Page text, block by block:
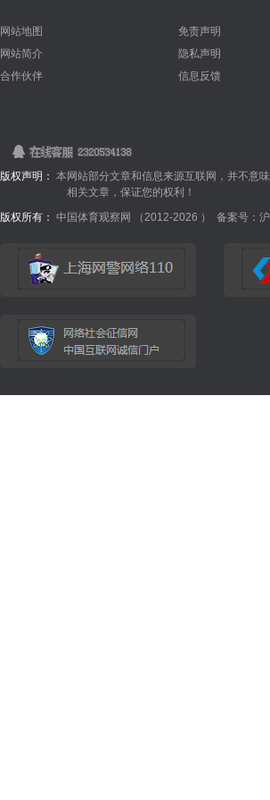
网站地图
网站简介
合作伙伴
免责声明
隐私声明
信息反馈
版权声明： 本网站部分文章和信息来源互联网，并不意
相关文章，保证您的权利！
版权所有： 中国体育观察网 （2012-2026 ） 备案号：